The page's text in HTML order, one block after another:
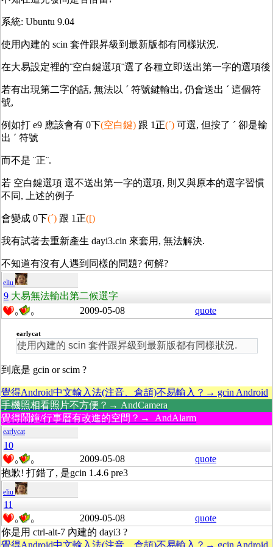
系統: Ubuntu 9.04
使用內建的 scin 套件跟昇級到最新版都有同樣狀況.
在大易設定裡的¨空白鍵選項¨選了各種立即送出第一字的選項後
若有出現第二字的話, 無法以 ´ 符號鍵輸出, 仍會送出 ´ 這個符
號,
例如打 e9 應該會有 0下(空白鍵) 跟 1正(´) 可選, 但按了 ´ 卻是輸
出 ´ 符號
而不是 ¨正¨.
若 空白鍵選項 選不送出第一字的選項, 則又與原本的選字習慣
不同, 上述的例子
會變成 0下(´) 跟 1正([)
我有試著去重新產生 dayi3.cin 來套用, 無法解決.
不知道有沒有人遇到同樣的問題? 何解?
eliu
9 大易無法輸出第二候選字
0 0 2009-05-08 quote
earlycat
使用內建的 scin 套件跟昇級到最新版都有同樣狀況.
到底是 gcin or scim ?
覺得Android中文輸入法(注音、倉頡)不易輸入？→ gcin Android
手機照相看照片不方便？→ AndCamera
覺得鬧鐘/行事曆有改進的空間？→ AndAlarm
earlycat
10
0 0 2009-05-08
quote
抱歉! 打錯了, 是gcin 1.4.6 pre3
eliu
11
0 0 2009-05-08
quote
你是用 ctrl-alt-7 內建的 dayi3 ?